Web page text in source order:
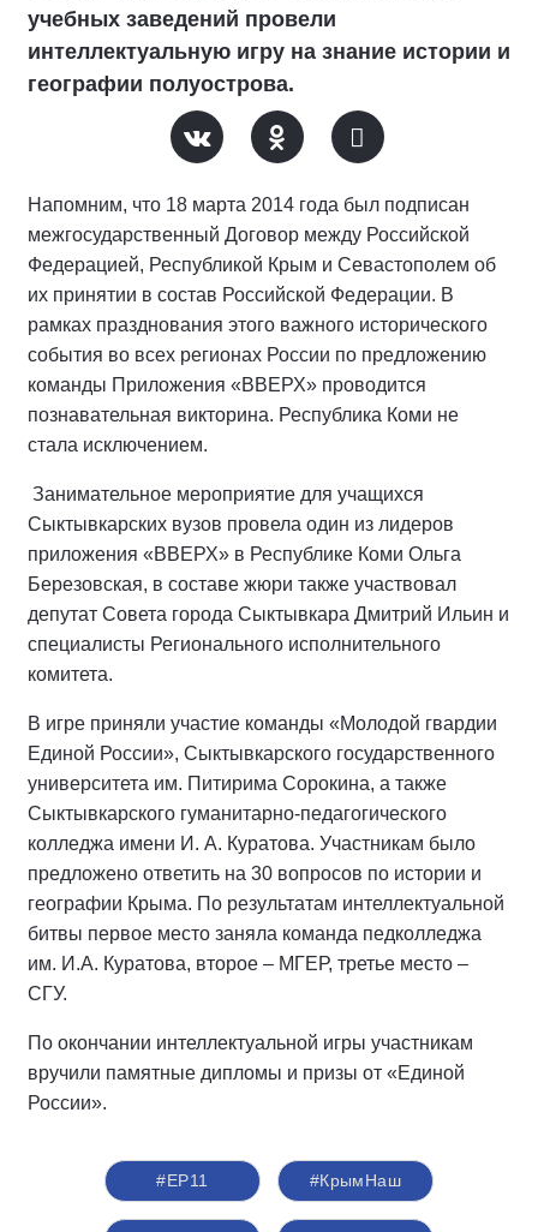
учебных заведений провели
интеллектуальную игру на знание истории и
географии полуострова.
Напомним, что 18 марта 2014 года был подписан
межгосударственный Договор между Российской
Федерацией, Республикой Крым и Севастополем об
их принятии в состав Российской Федерации. В
рамках празднования этого важного исторического
события во всех регионах России по предложению
команды Приложения «ВВЕРХ» проводится
познавательная викторина. Республика Коми не
стала исключением.
Занимательное мероприятие для учащихся
Сыктывкарских вузов провела один из лидеров
приложения «ВВЕРХ» в Республике Коми Ольга
Березовская, в составе жюри также участвовал
депутат Совета города Сыктывкара Дмитрий Ильин и
специалисты Регионального исполнительного
комитета.
В игре приняли участие команды «Молодой гвардии
Единой России», Сыктывкарского государственного
университета им. Питирима Сорокина, а также
Сыктывкарского гуманитарно-педагогического
колледжа имени И. А. Куратова. Участникам было
предложено ответить на 30 вопросов по истории и
географии Крыма. По результатам интеллектуальной
битвы первое место заняла команда педколледжа
им. И.А. Куратова, второе – МГЕР, третье место –
СГУ.
По окончании интеллектуальной игры участникам
вручили памятные дипломы и призы от «Единой
России».
#ЕР11 #КрымНаш